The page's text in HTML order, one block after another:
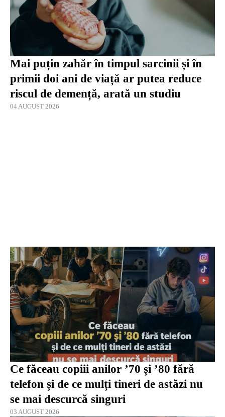
Mai puțin zahăr în timpul sarcinii și în
primii doi ani de viață ar putea reduce
riscul de demență, arată un studiu
04 AUGUST 2026
Ce făceau copiii anilor ’70 și ’80 fără
telefon și de ce mulți tineri de astăzi nu
se mai descurcă singuri
03 AUGUST 2026